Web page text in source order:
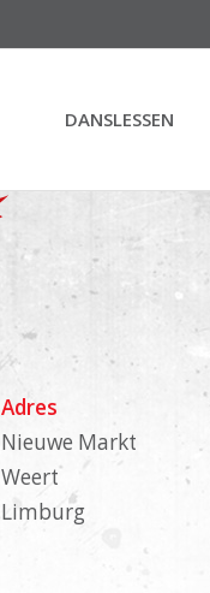
DANSLESSEN
Adres
Nieuwe Markt
Weert
Limburg